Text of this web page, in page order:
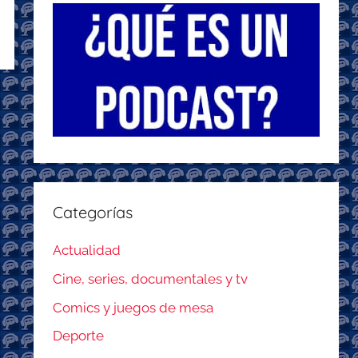
Categorías
Actualidad
Cine, series, documentales y tv
Comics y juegos de mesa
Deporte